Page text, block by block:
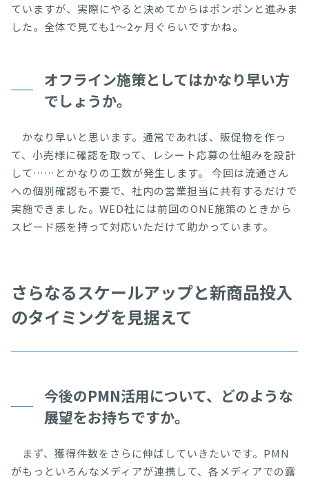
ていますが、実際にやると決めてからはポンポンと進みま
した。全体で見ても1〜2ヶ月ぐらいですかね。
オフライン施策としてはかなり早い方
でしょうか。
かなり早いと思います。通常であれば、販促物を作っ
て、小売様に確認を取って、レシート応募の仕組みを設計
して……とかなりの工数が発生します。 今回は流通さん
への個別確認も不要で、社内の営業担当に共有するだけで
実施できました。WED社には前回のONE施策のときから
スピード感を持って対応いただけて助かっています。
さらなるスケールアップと新商品投入
のタイミングを見据えて
今後のPMN活用について、どのような
展望をお持ちですか。
まず、獲得件数をさらに伸ばしていきたいです。PMN
がもっといろんなメディアが連携して、各メディアでの露